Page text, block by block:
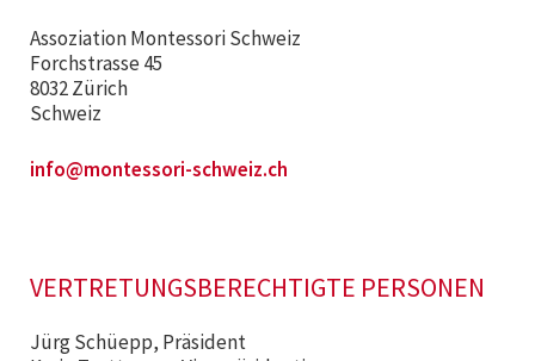
Assoziation Montessori Schweiz
Forchstrasse 45
8032 Zürich
Schweiz
info@montessori-schweiz.ch
VERTRETUNGSBERECHTIGTE PERSONEN
Jürg Schüepp, Präsident